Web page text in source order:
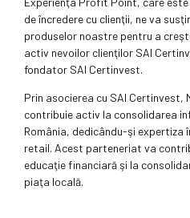
de încredere cu clienţii, ne va
produselor noastre pentru a
activ nevoilor clienţilor SAI
fondator SAI Certinvest.
Prin asocierea cu SAI Certinvest,
contribuie activ la consolidarea
România, dedicându-şi expertiza
retail. Acest parteneriat va
educaţie financiară şi la
piaţa locală.